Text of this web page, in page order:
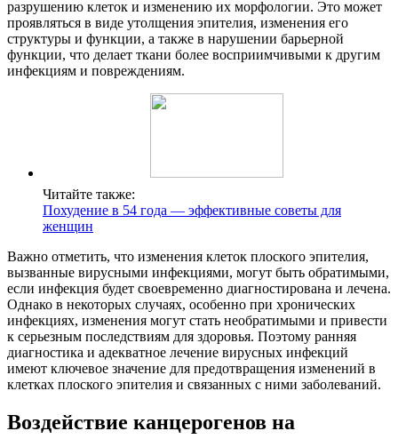
разрушению клеток и изменению их морфологии. Это может
проявляться в виде утолщения эпителия, изменения его
структуры и функции, а также в нарушении барьерной
функции, что делает ткани более восприимчивыми к другим
инфекциям и повреждениям.
Читайте также:
Похудение в 54 года — эффективные советы для
женщин
Важно отметить, что изменения клеток плоского эпителия,
вызванные вирусными инфекциями, могут быть обратимыми,
если инфекция будет своевременно диагностирована и лечена.
Однако в некоторых случаях, особенно при хронических
инфекциях, изменения могут стать необратимыми и привести
к серьезным последствиям для здоровья. Поэтому ранняя
диагностика и адекватное лечение вирусных инфекций
имеют ключевое значение для предотвращения изменений в
клетках плоского эпителия и связанных с ними заболеваний.
Воздействие канцерогенов на